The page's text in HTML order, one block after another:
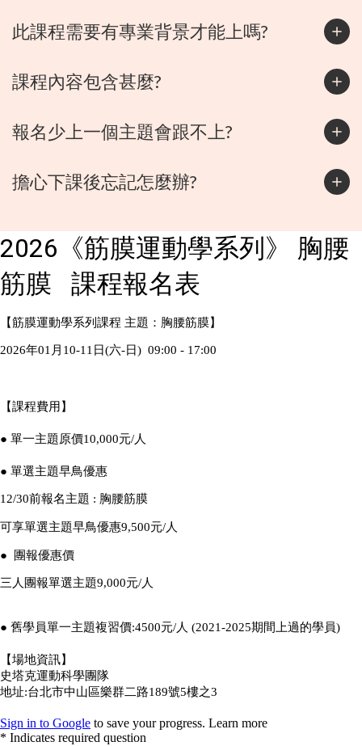
此課程需要有專業背景才能上嗎?
課程內容包含甚麼?
報名少上一個主題會跟不上?
擔心下課後忘記怎麼辦?